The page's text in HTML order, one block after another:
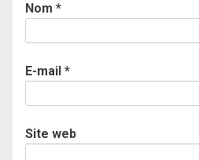
Nom *
E-mail *
Site web